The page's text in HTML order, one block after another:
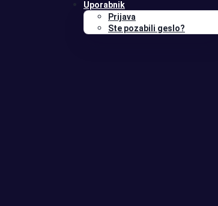
Uporabnik
Prijava
Ste pozabili geslo?